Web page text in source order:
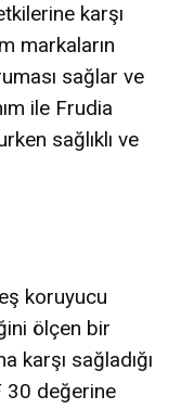
karşı
markaların
sağlar ve
ile Frudia
sağlıklı ve
koruyucu
ölçen bir
karşı sağladığı
30 değerine